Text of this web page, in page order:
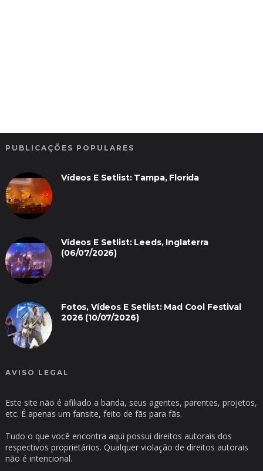
PUBLICAÇÕES POPULARES
Vídeos E Setlist: Tampa, Florida
Vídeos E Setlist: Leeds, Inglaterra
(06/07/2026)
Fotos, Vídeos E Setlist: Mad Cool Festival
2026 (10/07/2026)
AVISO LEGAL
Este site não é afiliado a banda, seus agentes, parentes, projetos,
etc. É apenas um fansite, feito de fãs para fãs.
Tudo o que você encontra aqui possui direitos autorais dos
respectivos proprietários. Qualquer violação de direitos autorais
não é intencional.